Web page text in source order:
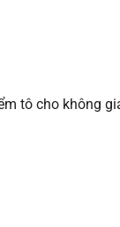
tô cho không